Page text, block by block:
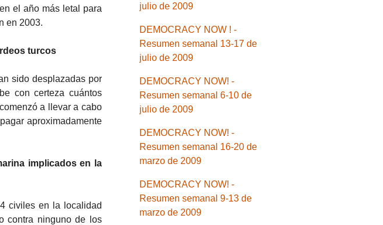
el año más letal para
en 2003.
turcos
sido desplazadas por
con certeza cuántos
a llevar a cabo
aproximadamente
implicados en la
civiles en la localidad
contra ninguno de los
julio de 2009
DEMOCRACY NOW ! -
Resumen semanal 13-17 de
julio de 2009
DEMOCRACY NOW! -
Resumen semanal 6-10 de
julio de 2009
DEMOCRACY NOW! -
Resumen semanal 16-20 de
marzo de 2009
DEMOCRACY NOW! -
Resumen semanal 9-13 de
marzo de 2009